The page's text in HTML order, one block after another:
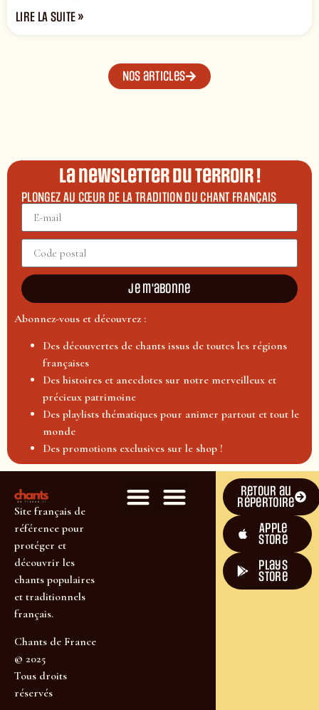
LIRE LA SUITE »
Nos articles
La newsletter du terroir !
PLONGEZ AU CŒUR DE LA TRADITION DU CHANT FRANÇAIS
Je m'abonne
Abonnez-vous et découvrez :
Des découvertes de chants issus de toutes les régions
françaises
Des histoires et anecdotes sur notre merveilleux et
précieux patrimoine
Des playlists thématiques pour animer partout et tout le
monde
Des promotions exclusives sur le shop !
Site français de
référence pour
protéger et
découvrir les
chants populaires
et traditionnels
français.
Chants de France
© 2025
Tous droits
réservés
Retour au
répertoire
Apple
Store
plays
store